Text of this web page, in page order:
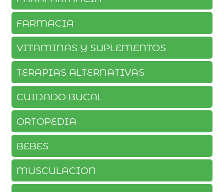
FARMACIA
VITAMINAS Y SUPLEMENTOS
TERAPIAS ALTERNATIVAS
CUIDADO BUCAL
ORTOPEDIA
BEBES
MUSCULACION